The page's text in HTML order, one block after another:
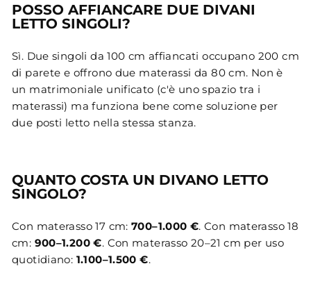
POSSO AFFIANCARE DUE DIVANI
LETTO SINGOLI?
Sì. Due singoli da 100 cm affiancati occupano 200 cm
di parete e offrono due materassi da 80 cm. Non è
un matrimoniale unificato (c'è uno spazio tra i
materassi) ma funziona bene come soluzione per
due posti letto nella stessa stanza.
QUANTO COSTA UN DIVANO LETTO
SINGOLO?
Con materasso 17 cm:700–1.000 €. Con materasso 18
cm: 900–1.200 €. Con materasso 20–21 cm per uso
quotidiano: 1.100–1.500 €.